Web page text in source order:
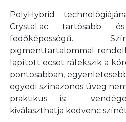
PolyHybrid
CrystaLac tartósabb
fedőképességű.
pigmenttartalommal
lapított ecset ráfekszik a
pontosabban,
egyedi színazonos üveg
praktikus is:
kiválaszthatja kedvenc